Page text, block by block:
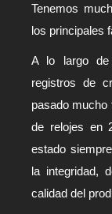
Tenemos
los principales
A lo largo de
registros de
pasado mucho
de relojes en
estado
la integridad,
calidad del